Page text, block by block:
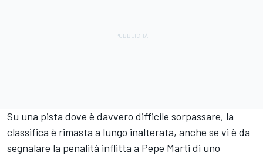
Su una pista dove è davvero difficile sorpassare, la
classifica è rimasta a lungo inalterata, anche se vi è da
segnalare la penalità inflitta a Pepe Marti di uno